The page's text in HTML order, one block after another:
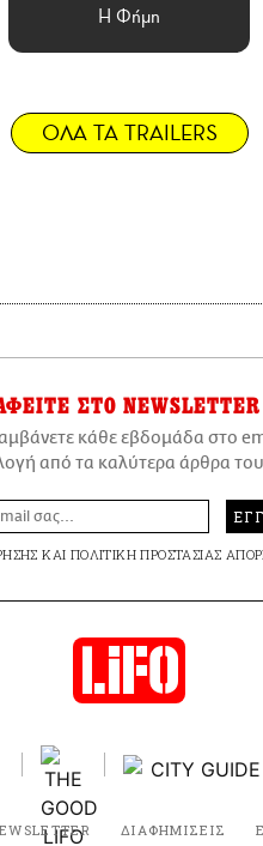
Η Φήμη
ΟΛΑ ΤΑ TRAILERS
ΣΤΟ
κάθε εβδομάδα στο
από τα καλύτερα άρθρα
ΚΑΙ ΠΟΛΙΤΙΚΗ ΠΡΟΣΤΑΣΙΑΣ
ΔΙΑΦΗΜΙΣΕΙΣ